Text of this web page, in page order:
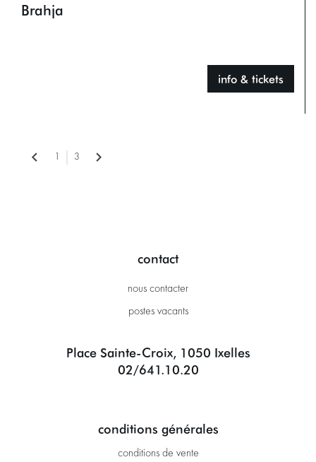
Brahja
info & tickets
3
contact
nous contacter
postes vacants
Place Sainte-Croix, 1050 Ixelles
02/641.10.20
conditions générales
conditions de vente